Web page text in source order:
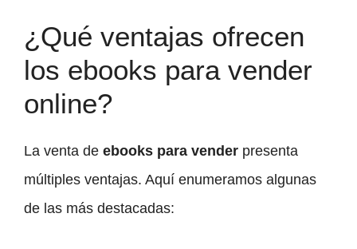
¿Qué ventajas ofrecen
los ebooks para vender
online?
La venta de ebooks para vender presenta
múltiples ventajas. Aquí enumeramos algunas
de las más destacadas: